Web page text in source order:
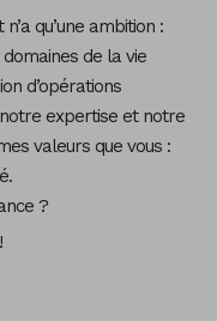
qu’une ambition :
de la vie
d’opérations
expertise et notre
valeurs que vous :
?